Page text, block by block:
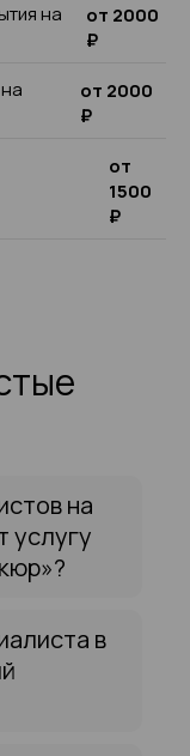
на
от 2000
₽
от 2000
₽
от
1500
₽
на
услугу
в